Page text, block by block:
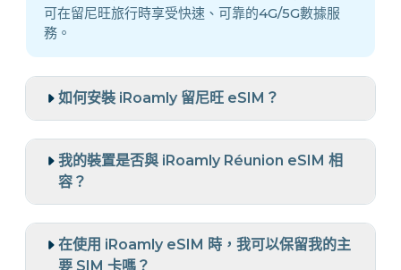
可在留尼旺旅行時享受快速、可靠的4G/5G數據服
務。
如何安裝 iRoamly 留尼旺 eSIM？
我的裝置是否與 iRoamly Réunion eSIM 相
容？
在使用 iRoamly eSIM 時，我可以保留我的主
要 SIM 卡嗎？